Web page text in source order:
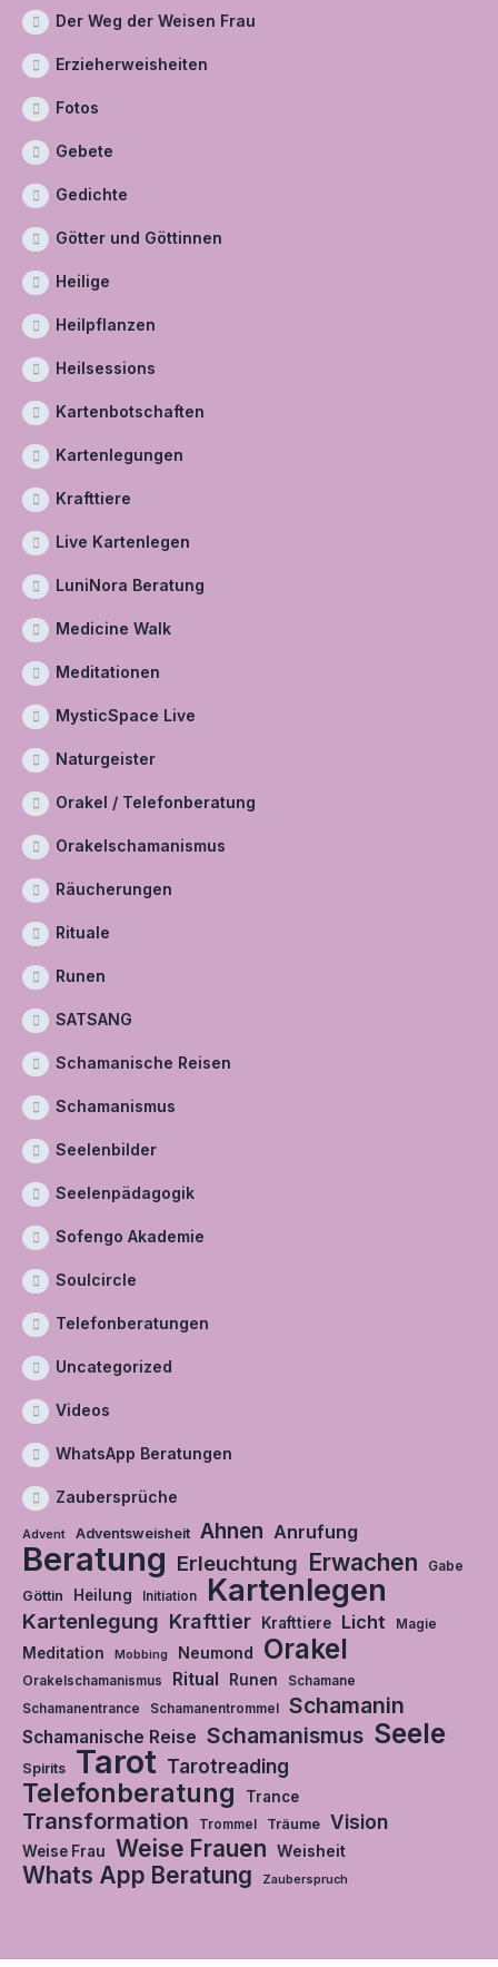
Der Weg der Weisen Frau
Erzieherweisheiten
Fotos
Gebete
Gedichte
Götter und Göttinnen
Heilige
Heilpflanzen
Heilsessions
Kartenbotschaften
Kartenlegungen
Krafttiere
Live Kartenlegen
LuniNora Beratung
Medicine Walk
Meditationen
MysticSpace Live
Naturgeister
Orakel / Telefonberatung
Orakelschamanismus
Räucherungen
Rituale
Runen
SATSANG
Schamanische Reisen
Schamanismus
Seelenbilder
Seelenpädagogik
Sofengo Akademie
Soulcircle
Telefonberatungen
Uncategorized
Videos
WhatsApp Beratungen
Zaubersprüche
Advent Adventsweisheit Ahnen Anrufung
Beratung Erleuchtung Erwachen Gabe
Göttin Heilung Initiation Kartenlegen
Kartenlegung Krafttier Krafttiere Licht Magie
Meditation Mobbing Neumond Orakel
Orakelschamanismus Ritual Runen
Schamane
Schamanentrance
Schamanentrommel Schamanin
Schamanische Reise Schamanismus Seele
Spirits Tarot Tarotreading
Telefonberatung Trance
Transformation Trommel Träume Vision
Weise Frau Weise Frauen Weisheit
Whats App Beratung Zauberspruch